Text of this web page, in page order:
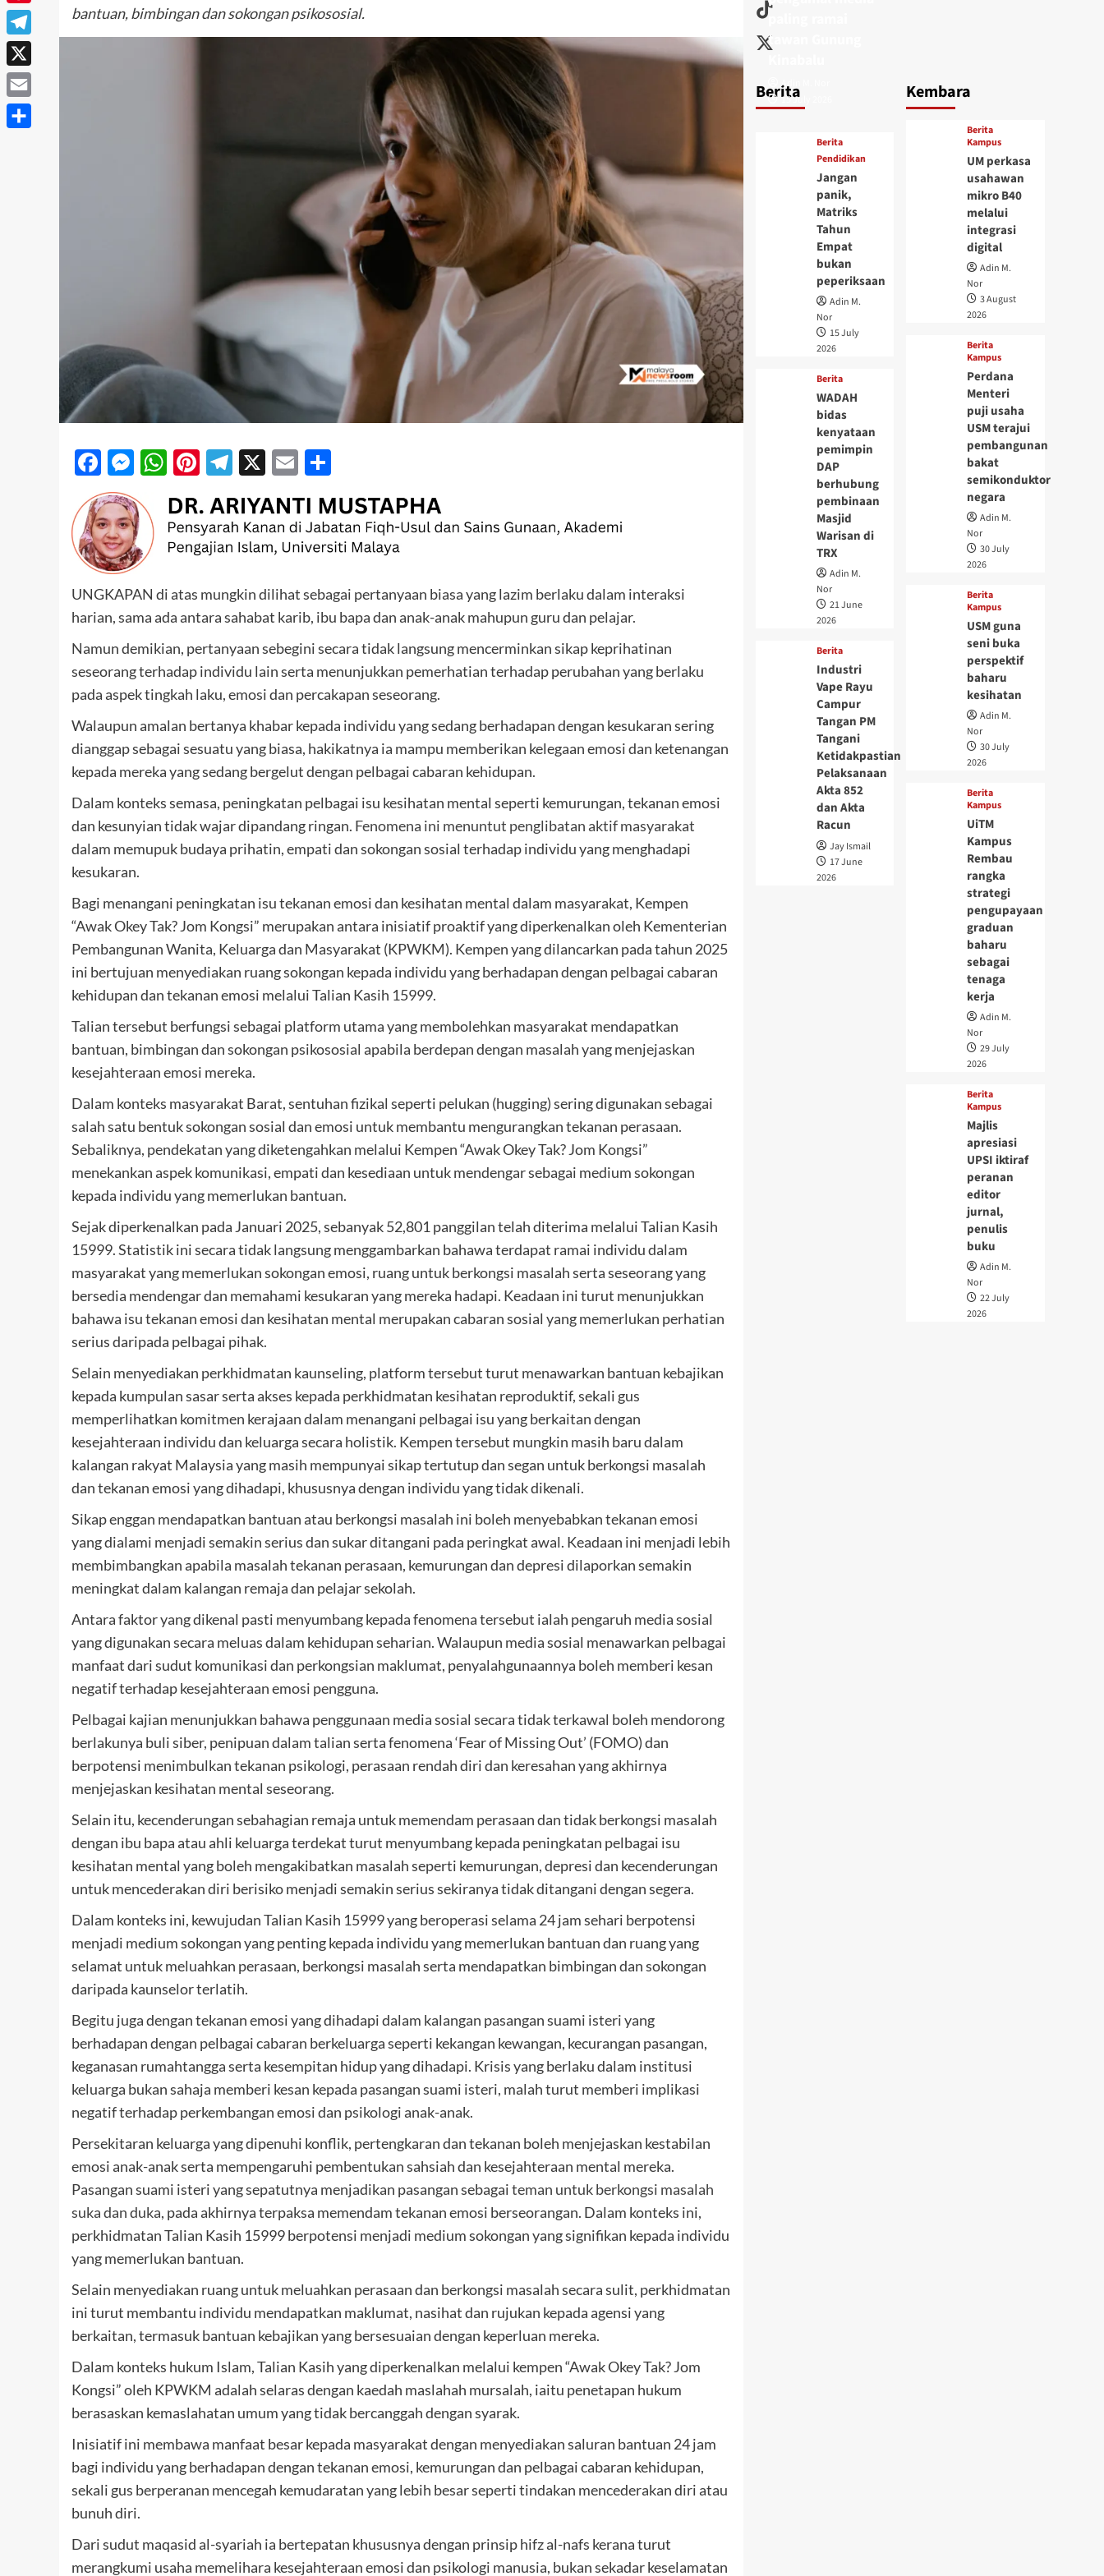
bantuan, bimbingan dan sokongan psikososial.
Facebook
Messenger
WhatsApp
Pinterest
Telegram
X Email
UNGKAPAN di atas mungkin dilihat sebagai pertanyaan biasa yang lazim berlaku dalam interaksi
harian, sama ada antara sahabat karib, ibu bapa dan anak-anak mahupun guru dan pelajar.
Namun demikian, pertanyaan sebegini secara tidak langsung mencerminkan sikap keprihatinan
seseorang terhadap individu lain serta menunjukkan pemerhatian terhadap perubahan yang berlaku
pada aspek tingkah laku, emosi dan percakapan seseorang.
Walaupun amalan bertanya khabar kepada individu yang sedang berhadapan dengan kesukaran sering
dianggap sebagai sesuatu yang biasa, hakikatnya ia mampu memberikan kelegaan emosi dan ketenangan
kepada mereka yang sedang bergelut dengan pelbagai cabaran kehidupan.
Dalam konteks semasa, peningkatan pelbagai isu kesihatan mental seperti kemurungan, tekanan emosi
dan kesunyian tidak wajar dipandang ringan. Fenomena ini menuntut penglibatan aktif masyarakat
dalam memupuk budaya prihatin, empati dan sokongan sosial terhadap individu yang menghadapi
kesukaran.
Bagi menangani peningkatan isu tekanan emosi dan kesihatan mental dalam masyarakat, Kempen
“Awak Okey Tak? Jom Kongsi” merupakan antara inisiatif proaktif yang diperkenalkan oleh Kementerian
Pembangunan Wanita, Keluarga dan Masyarakat (KPWKM). Kempen yang dilancarkan pada tahun 2025
ini bertujuan menyediakan ruang sokongan kepada individu yang berhadapan dengan pelbagai cabaran
kehidupan dan tekanan emosi melalui Talian Kasih 15999.
Talian tersebut berfungsi sebagai platform utama yang membolehkan masyarakat mendapatkan
bantuan, bimbingan dan sokongan psikososial apabila berdepan dengan masalah yang menjejaskan
kesejahteraan emosi mereka.
Dalam konteks masyarakat Barat, sentuhan fizikal seperti pelukan (hugging) sering digunakan sebagai
salah satu bentuk sokongan sosial dan emosi untuk membantu mengurangkan tekanan perasaan.
Sebaliknya, pendekatan yang diketengahkan melalui Kempen “Awak Okey Tak? Jom Kongsi”
menekankan aspek komunikasi, empati dan kesediaan untuk mendengar sebagai medium sokongan
kepada individu yang memerlukan bantuan.
Sejak diperkenalkan pada Januari 2025, sebanyak 52,801 panggilan telah diterima melalui Talian Kasih
15999. Statistik ini secara tidak langsung menggambarkan bahawa terdapat ramai individu dalam
masyarakat yang memerlukan sokongan emosi, ruang untuk berkongsi masalah serta seseorang yang
bersedia mendengar dan memahami kesukaran yang mereka hadapi. Keadaan ini turut menunjukkan
bahawa isu tekanan emosi dan kesihatan mental merupakan cabaran sosial yang memerlukan perhatian
serius daripada pelbagai pihak.
Selain menyediakan perkhidmatan kaunseling, platform tersebut turut menawarkan bantuan kebajikan
kepada kumpulan sasar serta akses kepada perkhidmatan kesihatan reproduktif, sekali gus
memperlihatkan komitmen kerajaan dalam menangani pelbagai isu yang berkaitan dengan
kesejahteraan individu dan keluarga secara holistik. Kempen tersebut mungkin masih baru dalam
kalangan rakyat Malaysia yang masih mempunyai sikap tertutup dan segan untuk berkongsi masalah
dan tekanan emosi yang dihadapi, khususnya dengan individu yang tidak dikenali.
Sikap enggan mendapatkan bantuan atau berkongsi masalah ini boleh menyebabkan tekanan emosi
yang dialami menjadi semakin serius dan sukar ditangani pada peringkat awal. Keadaan ini menjadi lebih
membimbangkan apabila masalah tekanan perasaan, kemurungan dan depresi dilaporkan semakin
meningkat dalam kalangan remaja dan pelajar sekolah.
Antara faktor yang dikenal pasti menyumbang kepada fenomena tersebut ialah pengaruh media sosial
yang digunakan secara meluas dalam kehidupan seharian. Walaupun media sosial menawarkan pelbagai
manfaat dari sudut komunikasi dan perkongsian maklumat, penyalahgunaannya boleh memberi kesan
negatif terhadap kesejahteraan emosi pengguna.
Pelbagai kajian menunjukkan bahawa penggunaan media sosial secara tidak terkawal boleh mendorong
berlakunya buli siber, penipuan dalam talian serta fenomena ‘Fear of Missing Out’ (FOMO) dan
berpotensi menimbulkan tekanan psikologi, perasaan rendah diri dan keresahan yang akhirnya
menjejaskan kesihatan mental seseorang.
Selain itu, kecenderungan sebahagian remaja untuk memendam perasaan dan tidak berkongsi masalah
dengan ibu bapa atau ahli keluarga terdekat turut menyumbang kepada peningkatan pelbagai isu
kesihatan mental yang boleh mengakibatkan masalah seperti kemurungan, depresi dan kecenderungan
untuk mencederakan diri berisiko menjadi semakin serius sekiranya tidak ditangani dengan segera.
Dalam konteks ini, kewujudan Talian Kasih 15999 yang beroperasi selama 24 jam sehari berpotensi
menjadi medium sokongan yang penting kepada individu yang memerlukan bantuan dan ruang yang
selamat untuk meluahkan perasaan, berkongsi masalah serta mendapatkan bimbingan dan sokongan
daripada kaunselor terlatih.
Begitu juga dengan tekanan emosi yang dihadapi dalam kalangan pasangan suami isteri yang
berhadapan dengan pelbagai cabaran berkeluarga seperti kekangan kewangan, kecurangan pasangan,
keganasan rumahtangga serta kesempitan hidup yang dihadapi. Krisis yang berlaku dalam institusi
keluarga bukan sahaja memberi kesan kepada pasangan suami isteri, malah turut memberi implikasi
negatif terhadap perkembangan emosi dan psikologi anak-anak.
Persekitaran keluarga yang dipenuhi konflik, pertengkaran dan tekanan boleh menjejaskan kestabilan
emosi anak-anak serta mempengaruhi pembentukan sahsiah dan kesejahteraan mental mereka.
Pasangan suami isteri yang sepatutnya menjadikan pasangan sebagaiteman untuk berkongsi masalah
suka dan duka, pada akhirnya terpaksa memendam tekanan emosi berseorangan. Dalam konteks ini,
perkhidmatan Talian Kasih 15999 berpotensi menjadi medium sokongan yang signifikan kepada individu
yang memerlukan bantuan.
Selain menyediakan ruang untuk meluahkan perasaan dan berkongsi masalah secara sulit, perkhidmatan
ini turut membantu individu mendapatkan maklumat, nasihat dan rujukan kepada agensi yang
berkaitan, termasuk bantuan kebajikan yang bersesuaian dengan keperluan mereka.
Dalam konteks hukum Islam, Talian Kasih yang diperkenalkan melalui kempen “Awak Okey Tak? Jom
Kongsi” oleh KPWKM adalah selaras dengan kaedah maslahah mursalah, iaitu penetapan hukum
berasaskan kemaslahatan umum yang tidak bercanggah dengan syarak.
Inisiatif ini membawa manfaat besar kepada masyarakat dengan menyediakan saluran bantuan 24 jam
bagi individu yang berhadapan dengan tekanan emosi, kemurungan dan pelbagai cabaran kehidupan,
sekali gus berperanan mencegah kemudaratan yang lebih besar seperti tindakan mencederakan diri atau
bunuh diri.
Dari sudut maqasid al-syariah ia bertepatan khususnya dengan prinsip hifz al-nafs kerana turut
merangkumi usaha memelihara kesejahteraan emosi dan psikologi manusia, bukan sekadar keselamatan
Berita
paling ramai
tawan Gunung
Adin M. Nor
15 July 2026
Berita
Pendidikan
Jangan
panik,
Matriks
Tahun
Empat
bukan
peperiksaan
Adin M.
Nor
15 July
2026
Berita
WADAH
bidas
kenyataan
pemimpin
DAP
berhubung
pembinaan
Masjid
Warisan di
TRX
Adin M.
Nor
21 June
2026
Berita
Industri
Vape Rayu
Campur
Tangan PM
Tangani
Ketidakpastian
Pelaksanaan
Akta 852
dan Akta
Racun
Jay Ismail
17 June
2026
Kembara
Berita
Kampus
UM perkasa
usahawan
mikro B40
melalui
integrasi
digital
Adin M.
Nor
3 August
2026
Berita
Kampus
Perdana
Menteri
puji usaha
USM terajui
pembangunan
bakat
semikonduktor
negara
Adin M.
Nor
30 July
2026
Berita
Kampus
USM guna
seni buka
perspektif
baharu
kesihatan
Adin M.
Nor
30 July
2026
Berita
Kampus
UiTM
Kampus
Rembau
rangka
strategi
pengupayaan
graduan
baharu
sebagai
tenaga
kerja
Adin M.
Nor
29 July
2026
Berita
Kampus
Majlis
apresiasi
UPSI iktiraf
peranan
editor
jurnal,
penulis
buku
Adin M.
Nor
22 July
2026
Pinterest
Telegram
X
Email